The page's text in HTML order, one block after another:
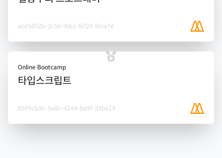
ace5852b-2c56-4dcc-b724-feca76
Online Bootcamp
타입스크립트
8595cb3e-5e8c-4244-ba9f-24b619